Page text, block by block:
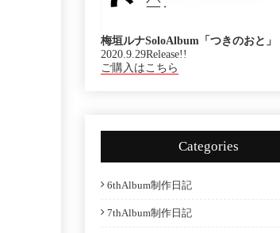
梅垣ルナSoloAlbum「つきのおと」
2020.9.29Release!!
ご購入はこちら
Categories
6thAlbum制作日記
7thAlbum制作日記